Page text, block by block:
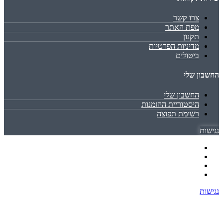
צרו קשר
מפת האתר
תקנון
מדיניות הפרטיות
ביטולים
החשבון שלי
החשבון שלי
היסטוריית ההזמנות
רשימת תפוצה
נגישות
נגישות